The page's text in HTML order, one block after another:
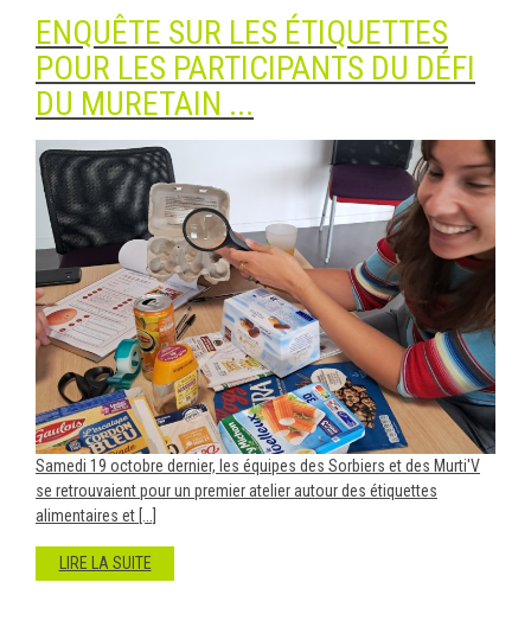
ENQUÊTE SUR LES ÉTIQUETTES
POUR LES PARTICIPANTS DU DÉFI
DU MURETAIN ...
Samedi 19 octobre dernier, les équipes des Sorbiers et des Murti'V
se retrouvaient pour un premier atelier autour des étiquettes
alimentaires et [...]
LIRE LA SUITE